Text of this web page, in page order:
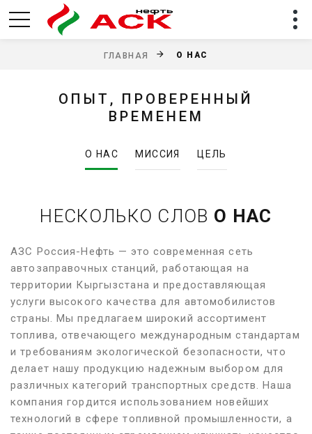
ГЛАВНАЯ О НАС
ОПЫТ, ПРОВЕРЕННЫЙ
ВРЕМЕНЕМ
О НАС МИССИЯ ЦЕЛЬ
НЕСКОЛЬКО СЛОВ О НАС
АЗС Россия-Нефть — это современная сеть
автозаправочных станций, работающая на
территории Кыргызстана и предоставляющая
услуги высокого качества для автомобилистов
страны. Мы предлагаем широкий ассортимент
топлива, отвечающего международным стандартам
и требованиям экологической безопасности, что
делает нашу продукцию надежным выбором для
различных категорий транспортных средств. Наша
компания гордится использованием новейших
технологий в сфере топливной промышленности, а